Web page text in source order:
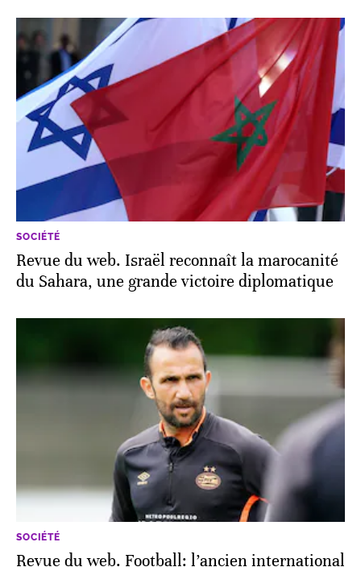
SOCIÉTÉ
Revue du web. Israël reconnaît la marocanité
du Sahara, une grande victoire diplomatique
SOCIÉTÉ
Revue du web. Football: l’ancien international